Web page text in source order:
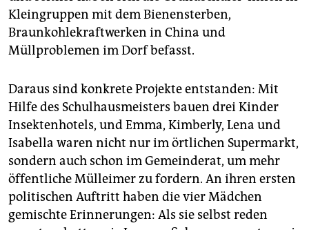
Kleingruppen mit dem Bienensterben,
Braunkohlekraftwerken in China und
Müllproblemen im Dorf befasst.
Daraus sind konkrete Projekte entstanden: Mit
Hilfe des Schulhausmeisters bauen drei Kinder
Insektenhotels, und Emma, Kimberly, Lena und
Isabella waren nicht nur im örtlichen Supermarkt,
sondern auch schon im Gemeinderat, um mehr
öffentliche Mülleimer zu fordern. An ihren ersten
politischen Auftritt haben die vier Mädchen
gemischte Erinnerungen: Als sie selbst reden